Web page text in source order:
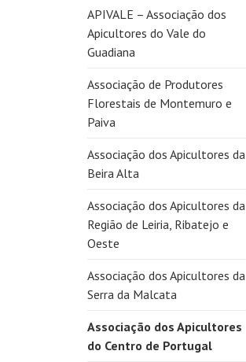
APIVALE – Associação dos
Apicultores do Vale do
Guadiana
Associação de Produtores
Florestais de Montemuro e
Paiva
Associação dos Apicultores da
Beira Alta
Associação dos Apicultores da
Região de Leiria, Ribatejo e
Oeste
Associação dos Apicultores da
Serra da Malcata
Associação dos Apicultores
do Centro de Portugal